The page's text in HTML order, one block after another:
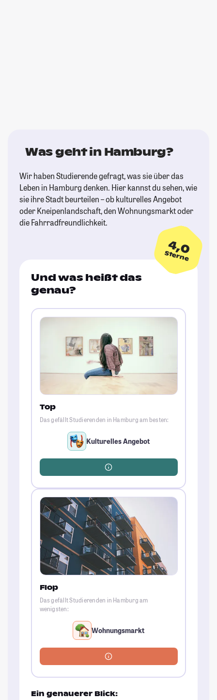
Was geht in Hamburg?
Wir haben Studierende gefragt, was sie über das
Leben in Hamburg denken. Hier kannst du sehen, wie
sie ihre Stadt beurteilen – ob kulturelles Angebot
oder Kneipenlandschaft, den Wohnungsmarkt oder
die Fahrradfreundlichkeit.
4,0
Sterne
Und was heißt das
genau?
Top
Das gefällt Studierenden in Hamburg am besten:
Kulturelles Angebot
Flop
Das gefällt Studierenden in Hamburg am
wenigsten:
Wohnungsmarkt
Ein genauerer Blick: